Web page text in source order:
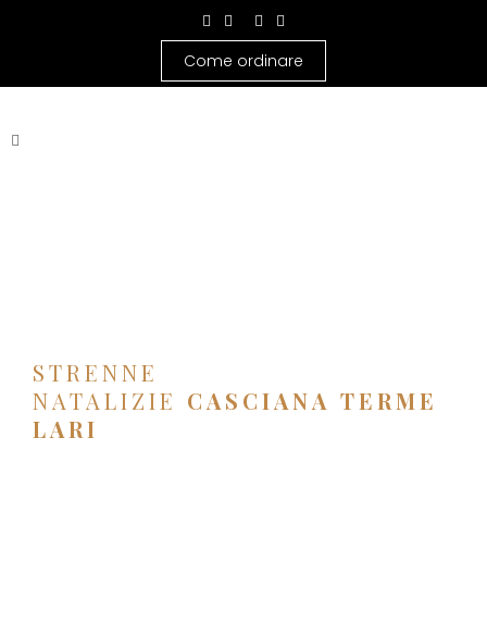
Come ordinare
STRENNE
NATALIZIE CASCIANA TERME
LARI